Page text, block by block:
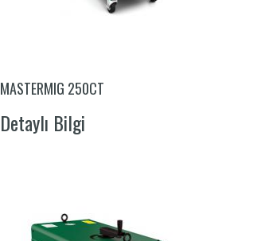
MASTERMIG 250CT
Detaylı Bilgi